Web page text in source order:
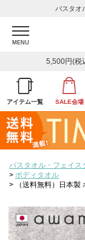
バスタオ
MENU
5,500円(税
アイテム一覧 SALE会場
バスタオル・フェイス
ボディタオル
（送料無料）日本